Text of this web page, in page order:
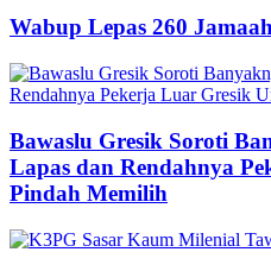
Wabup Lepas 260
Bawaslu Gresik Soroti
Lapas dan Rendahnya
Pindah Memilih